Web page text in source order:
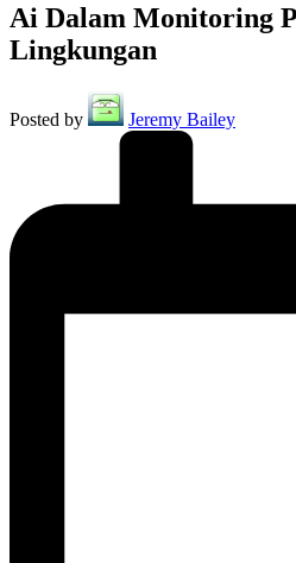
Ai Dalam Monitoring
Lingkungan
Posted by Jeremy Bailey